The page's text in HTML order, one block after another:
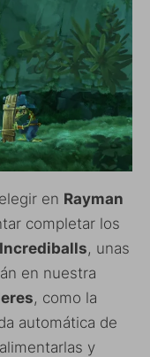
en Rayman
completar los
, unas
en nuestra
, como la
automática de
y